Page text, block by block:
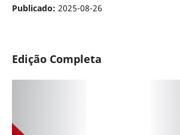
Publicado: 2025-08-26
Edição Completa